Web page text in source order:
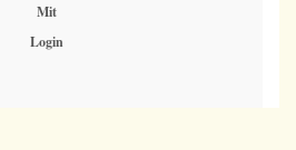
Mit
Login